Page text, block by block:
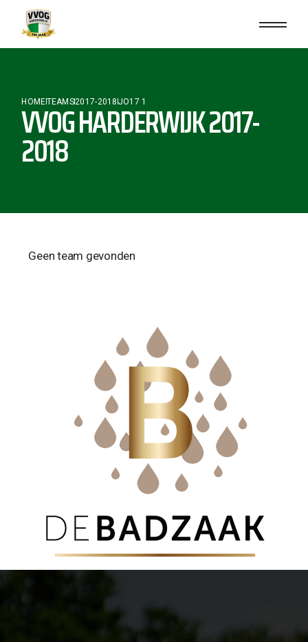
HOMETEAMS2017-2018 JO17 1
VVOG HARDERWIJK 2017-
2018
Geen team gevonden